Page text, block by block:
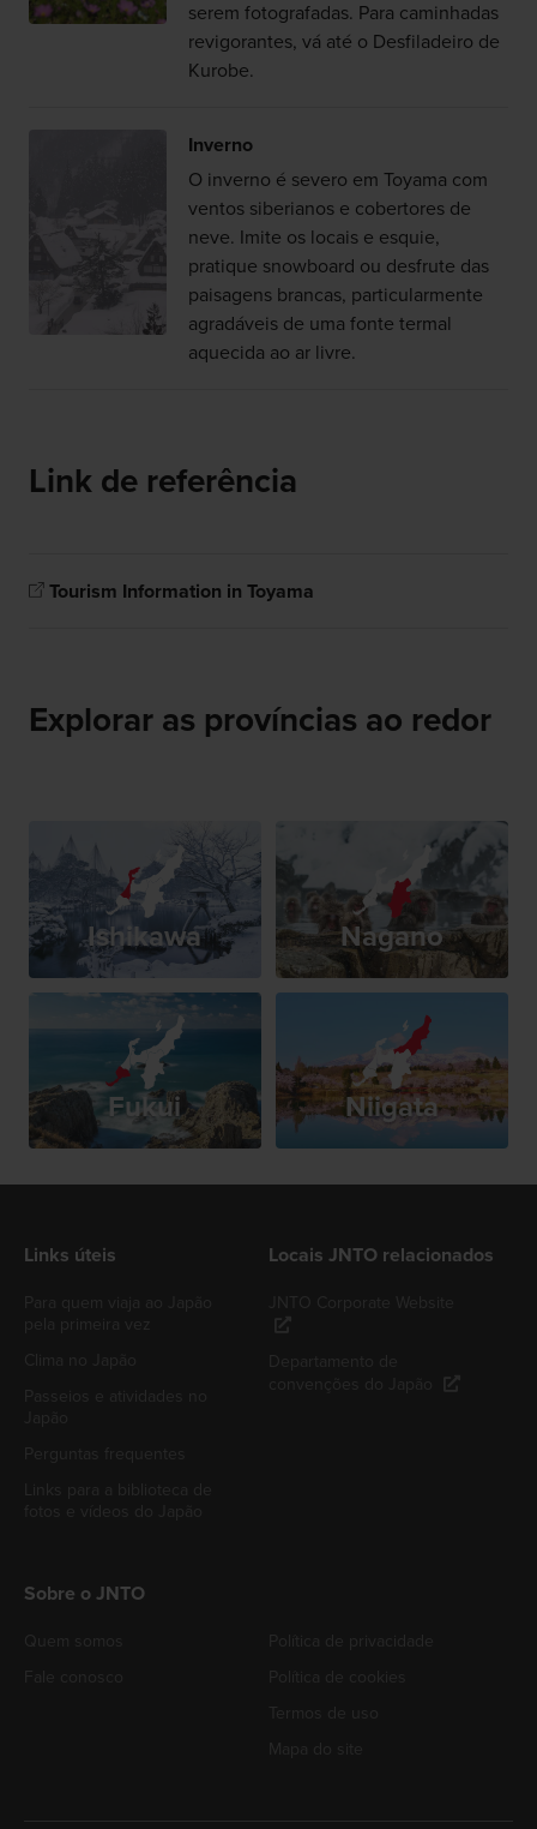
serem fotografadas. Para caminhadas
revigorantes, vá até o Desfiladeiro de
Kurobe.
Inverno
O inverno é severo em Toyama com
ventos siberianos e cobertores de
neve. Imite os locais e esquie,
pratique snowboard ou desfrute das
paisagens brancas, particularmente
agradáveis de uma fonte termal
aquecida ao ar livre.
Link de referência
Tourism Information in Toyama
Explorar as províncias ao redor
Ishikawa Nagano
Fukui Niigata
Links úteis Locais JNTO relacionados
Sobre o JNTO